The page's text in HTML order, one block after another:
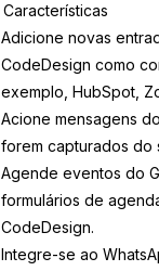
Características
Adicione novas
CodeDesign como
exemplo, HubSpot,
Acione mensagens
forem capturados do
Agende eventos do
formulários de
CodeDesign.
Integre-se ao